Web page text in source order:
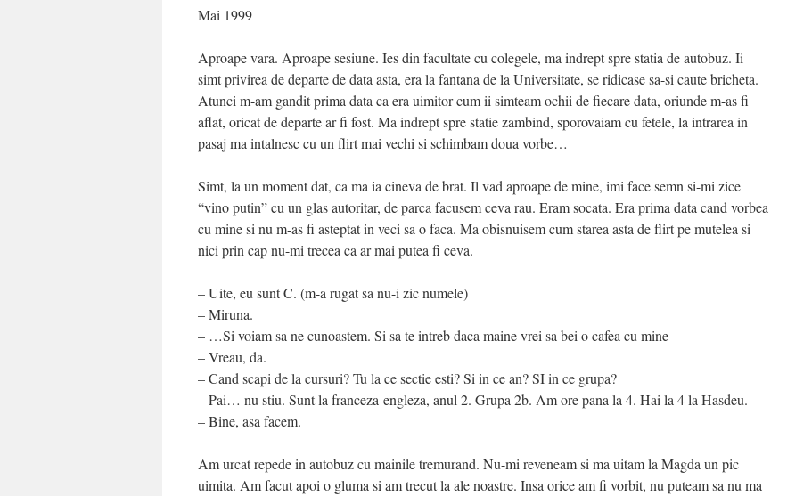
Mai 1999
Aproape vara. Aproape sesiune. Ies din facultate cu colegele, ma indrept spre statia de autobuz. Ii
simt privirea de departe de data asta, era la fantana de la Universitate, se ridicase sa-si caute bricheta.
Atunci m-am gandit prima data ca era uimitor cum ii simteam ochii de fiecare data, oriunde m-as fi
aflat, oricat de departe ar fi fost. Ma indrept spre statie zambind, sporovaiam cu fetele, la intrarea in
pasaj ma intalnesc cu un flirt mai vechi si schimbam doua vorbe…
Simt, la un moment dat, ca ma ia cineva de brat. Il vad aproape de mine, imi face semn si-mi zice
“vino putin” cu un glas autoritar, de parca facusem ceva rau. Eram socata. Era prima data cand vorbea
cu mine si nu m-as fi asteptat in veci sa o faca. Ma obisnuisem cum starea asta de flirt pe mutelea si
nici prin cap nu-mi trecea ca ar mai putea fi ceva.
– Uite, eu sunt C. (m-a rugat sa nu-i zic numele)
– Miruna.
– …Si voiam sa ne cunoastem. Si sa te intreb daca maine vrei sa bei o cafea cu mine
– Vreau, da.
– Cand scapi de la cursuri? Tu la ce sectie esti? Si in ce an? SI in ce grupa?
– Pai… nu stiu. Sunt la franceza-engleza, anul 2. Grupa 2b. Am ore pana la 4. Hai la 4 la Hasdeu.
– Bine, asa facem.
Am urcat repede in autobuz cu mainile tremurand. Nu-mi reveneam si ma uitam la Magda un pic
uimita. Am facut apoi o gluma si am trecut la ale noastre. Insa orice am fi vorbit, nu puteam sa nu ma